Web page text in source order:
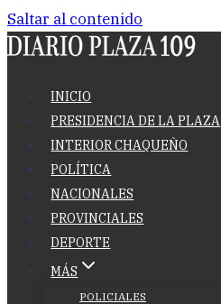
Saltar al contenido
INICIO
PRESIDENCIA DE LA PLAZA
INTERIOR CHAQUEÑO
POLÍTICA
NACIONALES
PROVINCIALES
DEPORTE
MÁS
POLICIALES